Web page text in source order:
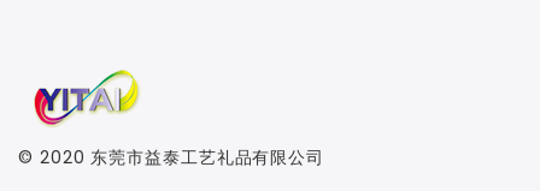
© 2020东莞市益泰工艺礼品有限公司